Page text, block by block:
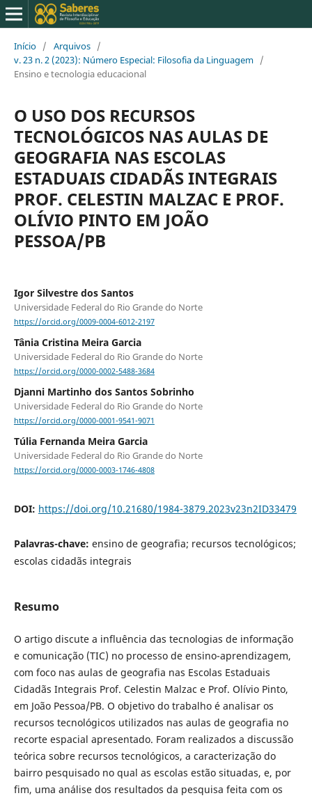
Início / Arquivos /
v. 23 n. 2 (2023): Número Especial: Filosofia da Linguagem /
Ensino e tecnologia educacional
O USO DOS RECURSOS
TECNOLÓGICOS NAS AULAS DE
GEOGRAFIA NAS ESCOLAS
ESTADUAIS CIDADÃS INTEGRAIS
PROF. CELESTIN MALZAC E PROF.
OLÍVIO PINTO EM JOÃO
PESSOA/PB
Igor Silvestre dos Santos
Universidade Federal do Rio Grande do Norte
https://orcid.org/0009-0004-6012-2197
Tânia Cristina Meira Garcia
Universidade Federal do Rio Grande do Norte
https://orcid.org/0000-0002-5488-3684
Djanni Martinho dos Santos Sobrinho
Universidade Federal do Rio Grande do Norte
https://orcid.org/0000-0001-9541-9071
Túlia Fernanda Meira Garcia
Universidade Federal do Rio Grande do Norte
https://orcid.org/0000-0003-1746-4808
DOI: https://doi.org/10.21680/1984-3879.2023v23n2ID33479
Palavras-chave: ensino de geografia; recursos tecnológicos;
escolas cidadãs integrais
Resumo
O artigo discute a influência das tecnologias de informação
e comunicação (TIC) no processo de ensino-aprendizagem,
com foco nas aulas de geografia nas Escolas Estaduais
Cidadãs Integrais Prof. Celestin Malzac e Prof. Olívio Pinto,
em João Pessoa/PB. O objetivo do trabalho é analisar os
recursos tecnológicos utilizados nas aulas de geografia no
recorte espacial apresentado. Foram realizados a discussão
teórica sobre recursos tecnológicos, a caracterização do
bairro pesquisado no qual as escolas estão situadas, e, por
fim, uma análise dos resultados da pesquisa feita com os